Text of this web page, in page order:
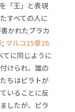
「王」と表現
すべての人に
かれたプラカ
; マルコ15章26
てに同じように
けられ、誰の
ちはピラトが
いることに反
したが、ピラ